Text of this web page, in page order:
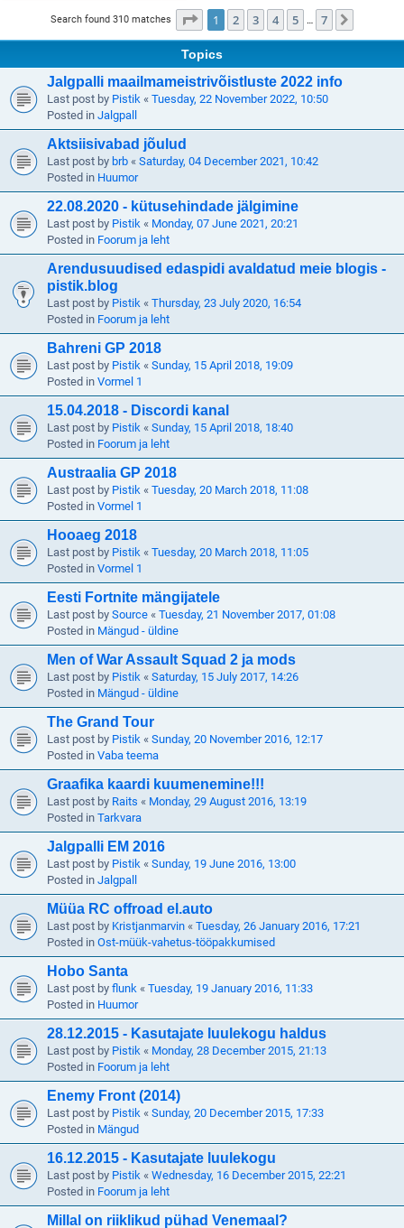
Search found 310 matches Page 1of 7
1 2 3 4 5 … 7
Topics
Jalgpalli maailmameistrivõistluste 2022 info
Last post by Pistik « Tuesday, 22 November 2022, 10:50
Posted in Jalgpall
Aktsiisivabad jõulud
Last post by brb « Saturday, 04 December 2021, 10:42
Posted in Huumor
22.08.2020 - kütusehindade jälgimine
Last post by Pistik « Monday, 07 June 2021, 20:21
Posted in Foorum ja leht
Arendusuudised edaspidi avaldatud meie blogis -
pistik.blog
Last post by Pistik « Thursday, 23 July 2020, 16:54
Posted in Foorum ja leht
Bahreni GP 2018
Last post by Pistik « Sunday, 15 April 2018, 19:09
Posted in Vormel 1
15.04.2018 - Discordi kanal
Last post by Pistik « Sunday, 15 April 2018, 18:40
Posted in Foorum ja leht
Austraalia GP 2018
Last post by Pistik « Tuesday, 20 March 2018, 11:08
Posted in Vormel 1
Hooaeg 2018
Last post by Pistik « Tuesday, 20 March 2018, 11:05
Posted in Vormel 1
Eesti Fortnite mängijatele
Last post by Source « Tuesday, 21 November 2017, 01:08
Posted in Mängud - üldine
Men of War Assault Squad 2 ja mods
Last post by Pistik « Saturday, 15 July 2017, 14:26
Posted in Mängud - üldine
The Grand Tour
Last post by Pistik « Sunday, 20 November 2016, 12:17
Posted in Vaba teema
Graafika kaardi kuumenemine!!!
Last post by Raits « Monday, 29 August 2016, 13:19
Posted in Tarkvara
Jalgpalli EM 2016
Last post by Pistik « Sunday, 19 June 2016, 13:00
Posted in Jalgpall
Müüa RC offroad el.auto
Last post by Kristjanmarvin « Tuesday, 26 January 2016, 17:21
Posted in Ost-müük-vahetus-tööpakkumised
Hobo Santa
Last post by flunk « Tuesday, 19 January 2016, 11:33
Posted in Huumor
28.12.2015 - Kasutajate luulekogu haldus
Last post by Pistik « Monday, 28 December 2015, 21:13
Posted in Foorum ja leht
Enemy Front (2014)
Last post by Pistik « Sunday, 20 December 2015, 17:33
Posted in Mängud
16.12.2015 - Kasutajate luulekogu
Last post by Pistik « Wednesday, 16 December 2015, 22:21
Posted in Foorum ja leht
Millal on riiklikud pühad Venemaal?